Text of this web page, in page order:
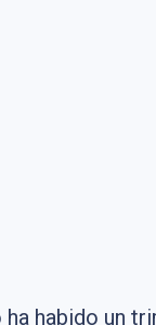
habido un